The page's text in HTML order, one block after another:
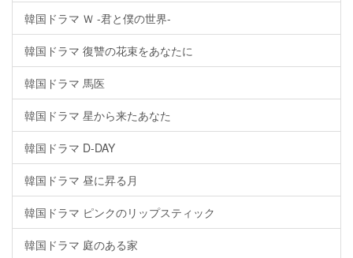
韓国ドラマ Ｗ -君と僕の世界-
韓国ドラマ 復讐の花束をあなたに
韓国ドラマ 馬医
韓国ドラマ 星から来たあなた
韓国ドラマ D-DAY
韓国ドラマ 昼に昇る月
韓国ドラマ ピンクのリップスティック
韓国ドラマ 庭のある家